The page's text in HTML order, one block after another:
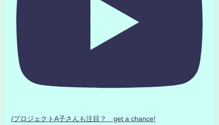
/プロジェクトA子さんも注目？ get a chance!